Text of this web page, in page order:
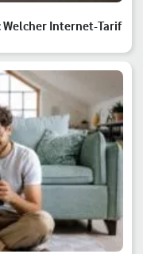
Welcher Internet-Tarif